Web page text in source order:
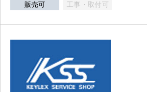
販売可 工事・取付可